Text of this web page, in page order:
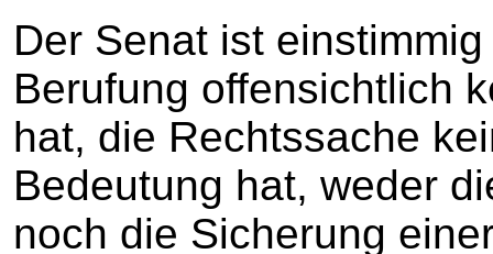
Der Senat ist
Berufung offensichtlich
hat, die Rechtssache
Bedeutung hat, weder
noch die Sicherung